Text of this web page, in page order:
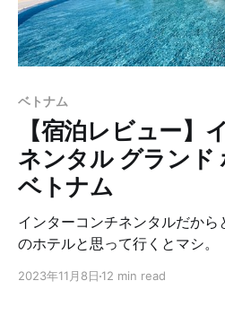
ベトナム
【宿泊レビュー】
ネンタル グランド
ベトナム
インターコンチネンタルだか
のホテルと思って行くとマシ。
2023年11月8日 12 min read